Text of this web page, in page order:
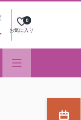
お気に入り
0